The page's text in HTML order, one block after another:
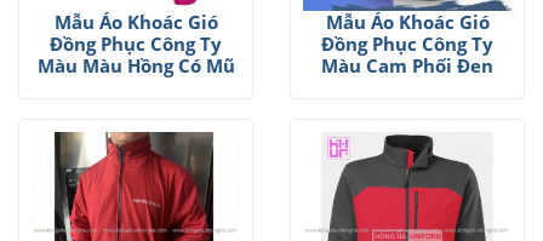
Mẫu Áo Khoác Gió
Đồng Phục Công Ty
Màu Màu Hồng Có Mũ
Mẫu Áo Khoác Gió
Đồng Phục Công Ty
Màu Cam Phối Đen